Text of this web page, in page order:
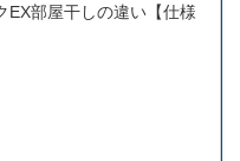
EX部屋干しの違い【仕様